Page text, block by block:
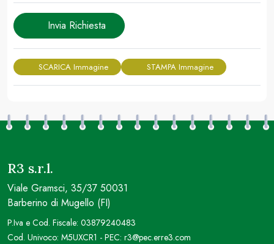
Invia Richiesta
SCARICA Immagine STAMPA Immagine
R3 s.r.l.
Viale Gramsci, 35/37 50031
Barberino di Mugello (FI)
P.Iva e Cod. Fiscale: 03879240483
Cod. Univoco: M5UXCR1 - PEC: r3@pec.erre3.com